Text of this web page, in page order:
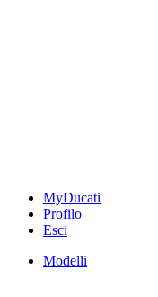
MyDucati
Profilo
Esci
Modelli